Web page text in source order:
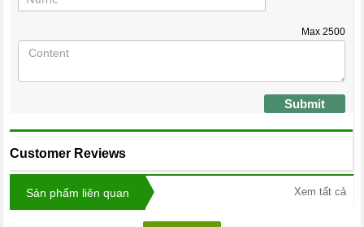
Max 2500
Submit
Customer Reviews
Sản phẩm liên quan Xem tất cả